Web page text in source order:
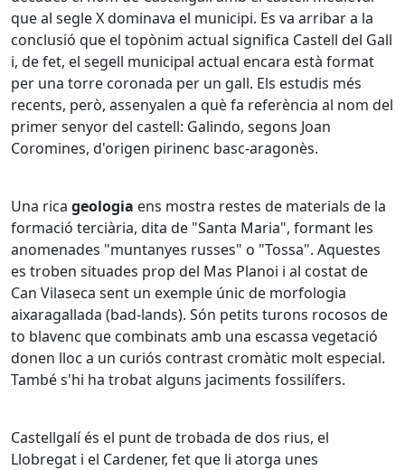
que al segle X dominava el municipi. Es va arribar a la
conclusió que el topònim actual significa Castell del Gall
i, de fet, el segell municipal actual encara està format
per una torre coronada per un gall. Els estudis més
recents, però, assenyalen a què fa referència al nom del
primer senyor del castell: Galindo, segons Joan
Coromines, d'origen pirinenc basc-aragonès.
Una rica geologia ens mostra restes de materials de la
formació terciària, dita de "Santa Maria", formant les
anomenades "muntanyes russes" o "Tossa". Aquestes
es troben situades prop del Mas Planoi i al costat de
Can Vilaseca sent un exemple únic de morfologia
aixaragallada (bad-lands). Són petits turons rocosos de
to blavenc que combinats amb una escassa vegetació
donen lloc a un curiós contrast cromàtic molt especial.
També s'hi ha trobat alguns jaciments fossilífers.
Castellgalí és el punt de trobada de dos rius, el
Llobregat i el Cardener, fet que li atorga unes